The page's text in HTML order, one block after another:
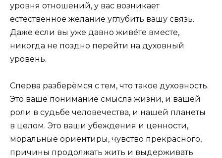
уровня отношений, у вас возникает
естественное желание углубить вашу связь.
Даже если вы уже давно живёте вместе,
никогда не поздно перейти на духовный
уровень.
Сперва разберёмся с тем, что такое духовность.
Это ваше понимание смысла жизни, и вашей
роли в судьбе человечества, и нашей планеты
в целом. Это ваши убеждения и ценности,
моральные ориентиры, чувство прекрасного,
причины продолжать жить и выдерживать